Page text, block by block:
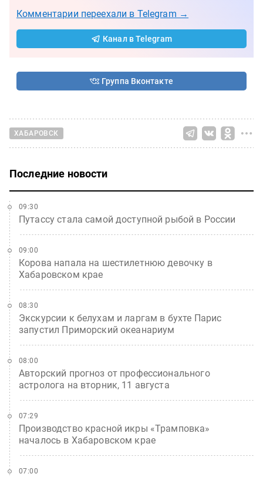
Комментарии переехали в Telegram →
Канал в Telegram
Группа Вконтакте
ХАБАРОВСК
Последние новости
Путассу стала самой доступной рыбой в России
09:30
Корова напала на шестилетнюю девочку в
Хабаровском крае
09:00
Экскурсии к белухам и ларгам в бухте Парис
запустил Приморский океанариум
08:30
Авторский прогноз от профессионального
астролога на вторник, 11 августа
08:00
Производство красной икры «Трамповка»
началось в Хабаровском крае
07:29
07:00